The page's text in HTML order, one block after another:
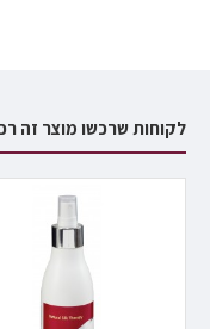
לקוחות שרכשו מוצר זה